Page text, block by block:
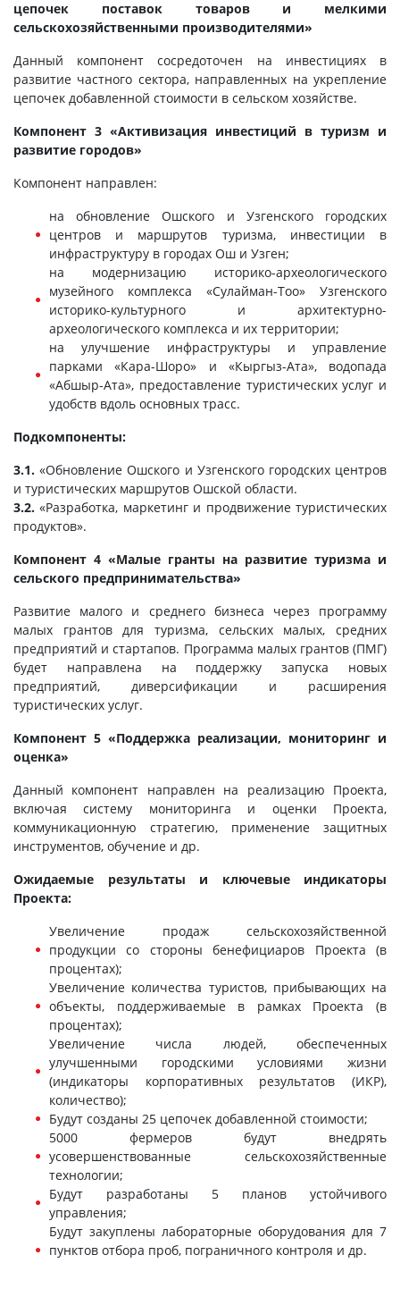
цепочек поставок товаров и мелкими
сельскохозяйственными производителями»
Данный компонент сосредоточен на инвестициях в
развитие частного сектора, направленных на укрепление
цепочек добавленной стоимости в сельском хозяйстве.
Компонент 3 «Активизация инвестиций в туризм и
развитие городов»
Компонент направлен:
на обновление Ошского и Узгенского городских
центров и маршрутов туризма, инвестиции в
инфраструктуру в городах Ош и Узген;
на модернизацию историко-археологического
музейного комплекса «Сулайман-Тоо» Узгенского
историко-культурного и архитектурно-
археологического комплекса и их территории;
на улучшение инфраструктуры и управление
парками «Кара-Шоро» и «Кыргыз-Ата», водопада
«Абшыр-Ата», предоставление туристических услуг и
удобств вдоль основных трасс.
Подкомпоненты:
3.1. «Обновление Ошского и Узгенского городских центров
и туристических маршрутов Ошской области.
3.2. «Разработка, маркетинг и продвижение туристических
продуктов».
Компонент 4 «Малые гранты на развитие туризма и
сельского предпринимательства»
Развитие малого и среднего бизнеса через программу
малых грантов для туризма, сельских малых, средних
предприятий и стартапов. Программа малых грантов (ПМГ)
будет направлена на поддержку запуска новых
предприятий, диверсификации и расширения
туристических услуг.
Компонент 5 «Поддержка реализации, мониторинг и
оценка»
Данный компонент направлен на реализацию Проекта,
включая систему мониторинга и оценки Проекта,
коммуникационную стратегию, применение защитных
инструментов, обучение и др.
Ожидаемые результаты и ключевые индикаторы
Проекта:
Увеличение продаж сельскохозяйственной
продукции со стороны бенефициаров Проекта (в
процентах);
Увеличение количества туристов, прибывающих на
объекты, поддерживаемые в рамках Проекта (в
процентах);
Увеличение числа людей, обеспеченных
улучшенными городскими условиями жизни
(индикаторы корпоративных результатов (ИКР),
количество);
Будут созданы 25 цепочек добавленной стоимости;
5000 фермеров будут внедрять
усовершенствованные сельскохозяйственные
технологии;
Будут разработаны 5 планов устойчивого
управления;
Будут закуплены лабораторные оборудования для 7
пунктов отбора проб, пограничного контроля и др.